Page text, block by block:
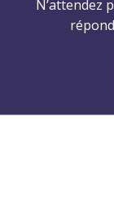
N’attendez